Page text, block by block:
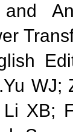
and
WJ;
XB;